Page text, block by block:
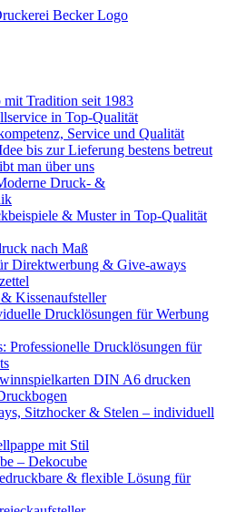
Tradition seit 1983
in Top-Qualität
Service und Qualität
bis zur Lieferung bestens betreut
man über uns
Druck- &
& Muster in Top-Qualität
nach Maß
Direktwerbung & Give-aways
Kissenaufsteller
Drucklösungen für Werbung
Professionelle Drucklösungen für
DIN A6 drucken
Sitzhocker & Stelen – individuell
mit Stil
– Dekocube
& flexible Lösung für